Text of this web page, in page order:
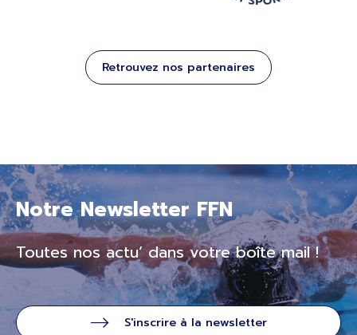
Retrouvez nos partenaires
Notre Newsletter FFN
Toutes nos actu’ dans votre boîte mail !
S'inscrire à la newsletter